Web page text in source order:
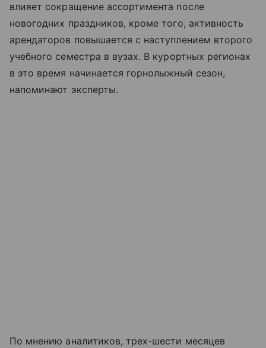
влияет сокращение ассортимента после
новогодних праздников, кроме того, активность
арендаторов повышается с наступлением второго
учебного семестра в вузах. В курортных регионах
в это время начинается горнолыжный сезон,
напоминают эксперты.
По мнению аналитиков, трех-шести месяцев